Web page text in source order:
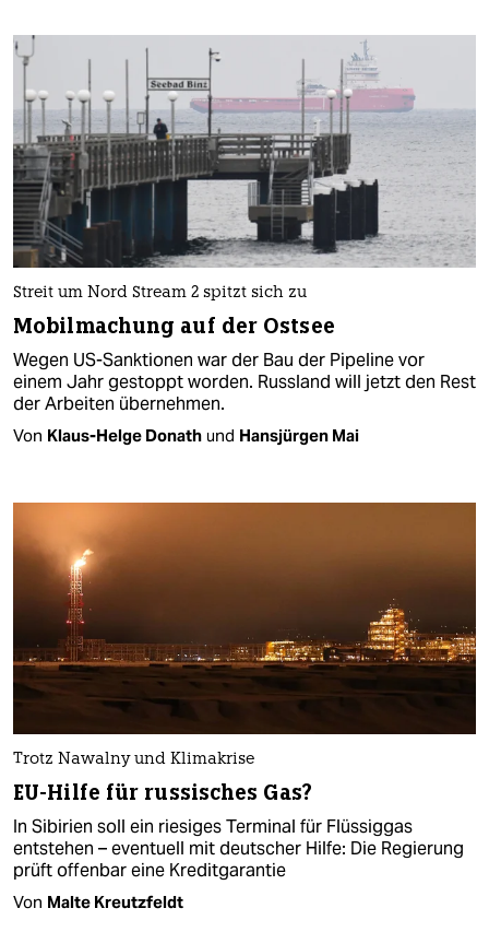
Streit um Nord Stream 2 spitzt sich zu
Mobilmachung auf der Ostsee
Wegen US-Sanktionen war der Bau der Pipeline vor
einem Jahr gestoppt worden. Russland will jetzt den Rest
der Arbeiten übernehmen.
Von Klaus-Helge Donath und Hansjürgen Mai
Trotz Nawalny und Klimakrise
EU-Hilfe für russisches Gas?
In Sibirien soll ein riesiges Terminal für Flüssiggas
entstehen – eventuell mit deutscher Hilfe: Die Regierung
prüft offenbar eine Kreditgarantie
Von Malte Kreutzfeldt